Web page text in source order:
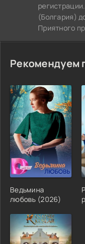
(Болгария)
Приятного
Рекомендуем
Ведьмина
любовь (2026)